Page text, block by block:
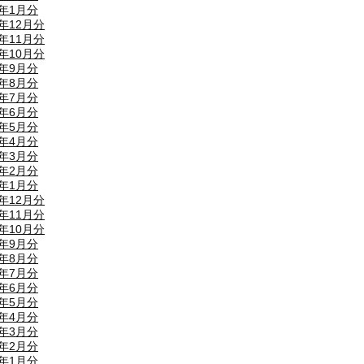
1月分
12月分
11月分
10月分
9月分
8月分
7月分
6月分
5月分
4月分
3月分
2月分
1月分
12月分
11月分
10月分
9月分
8月分
7月分
6月分
5月分
4月分
3月分
2月分
1月分